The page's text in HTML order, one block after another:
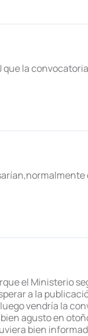
que la
el Ministerio
a la
vendría la
agusto en
bien